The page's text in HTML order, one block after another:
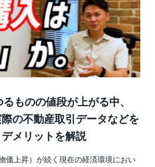
ものの値段が上がる中、
の不動産取引データなどを
メリットを解説
価上昇）が続く現在の経済環境におい